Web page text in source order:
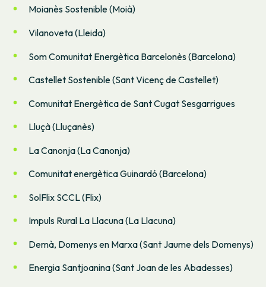
Moianès Sostenible (Moià)
Vilanoveta (Lleida)
Som Comunitat Energètica Barcelonès (Barcelona)
Castellet Sostenible (Sant Vicenç de Castellet)
Comunitat Energètica de Sant Cugat Sesgarrigues
Lluçà (Lluçanès)
La Canonja (La Canonja)
Comunitat energètica Guinardó (Barcelona)
SolFlix SCCL (Flix)
Impuls Rural La Llacuna (La Llacuna)
Demà, Domenys en Marxa (Sant Jaume dels Domenys)
Energia Santjoanina (Sant Joan de les Abadesses)